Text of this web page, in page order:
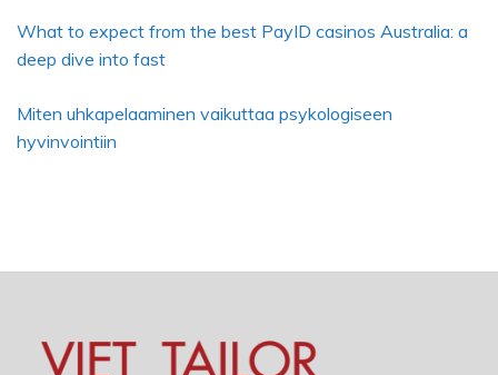
What to expect from the best PayID casinos Australia: a
deep dive into fast
Miten uhkapelaaminen vaikuttaa psykologiseen
hyvinvointiin